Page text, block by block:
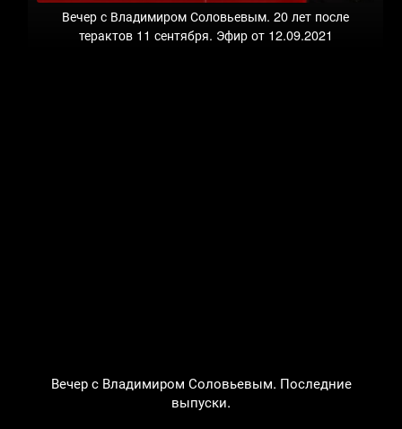
Вечер с Владимиром Соловьевым. 20 лет после
терактов 11 сентября. Эфир от 12.09.2021
Вечер с Владимиром Соловьевым. Последние
выпуски.